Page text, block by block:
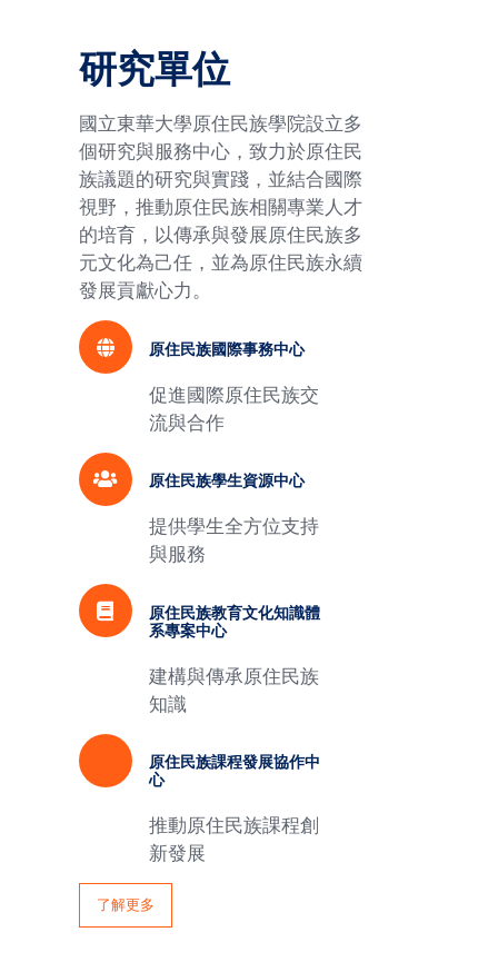
研究單位
國立東華大學原住民族學院設立多
個研究與服務中心，致力於原住民
族議題的研究與實踐，並結合國際
視野，推動原住民族相關專業人才
的培育，以傳承與發展原住民族多
元文化為己任，並為原住民族永續
發展貢獻心力。
原住民族國際事務中心
促進國際原住民族交
流與合作
原住民族學生資源中心
提供學生全方位支持
與服務
原住民族教育文化知識體
系專案中心
建構與傳承原住民族
知識
原住民族課程發展協作中
心
推動原住民族課程創
新發展
了解更多